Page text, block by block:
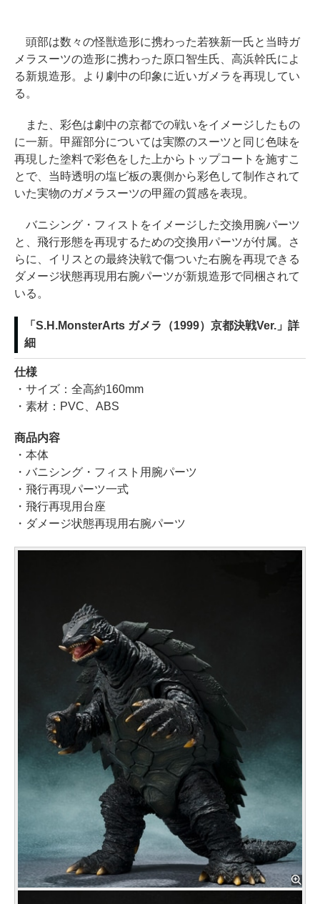
頭部は数々の怪獣造形に携わった若狭新一氏と当時ガ
メラスーツの造形に携わった原口智生氏、高浜幹氏によ
る新規造形。より劇中の印象に近いガメラを再現してい
る。
また、彩色は劇中の京都での戦いをイメージしたもの
に一新。甲羅部分については実際のスーツと同じ色味を
再現した塗料で彩色をした上からトップコートを施すこ
とで、当時透明の塩ビ板の裏側から彩色して制作されて
いた実物のガメラスーツの甲羅の質感を表現。
バニシング・フィストをイメージした交換用腕パーツ
と、飛行形態を再現するための交換用パーツが付属。さ
らに、イリスとの最終決戦で傷ついた右腕を再現できる
ダメージ状態再現用右腕パーツが新規造形で同梱されて
いる。
「S.H.MonsterArts ガメラ（1999）京都決戦Ver.」詳
細
仕様
・サイズ：全高約160mm
・素材：PVC、ABS
商品内容
・本体
・バニシング・フィスト用腕パーツ
・飛行再現パーツ一式
・飛行再現用台座
・ダメージ状態再現用右腕パーツ